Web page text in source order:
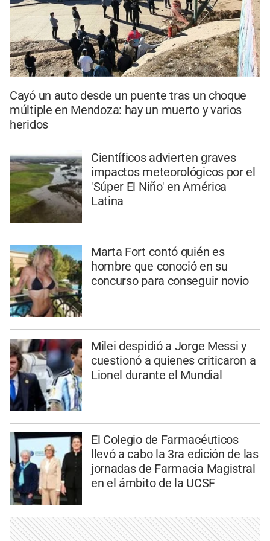
Cayó un auto desde un puente tras un choque
múltiple en Mendoza: hay un muerto y varios
heridos
Científicos advierten graves
impactos meteorológicos por el
'Súper El Niño' en América
Latina
Marta Fort contó quién es
hombre que conoció en su
concurso para conseguir novio
Milei despidió a Jorge Messi y
cuestionó a quienes criticaron a
Lionel durante el Mundial
El Colegio de Farmacéuticos
llevó a cabo la 3ra edición de las
jornadas de Farmacia Magistral
en el ámbito de la UCSF